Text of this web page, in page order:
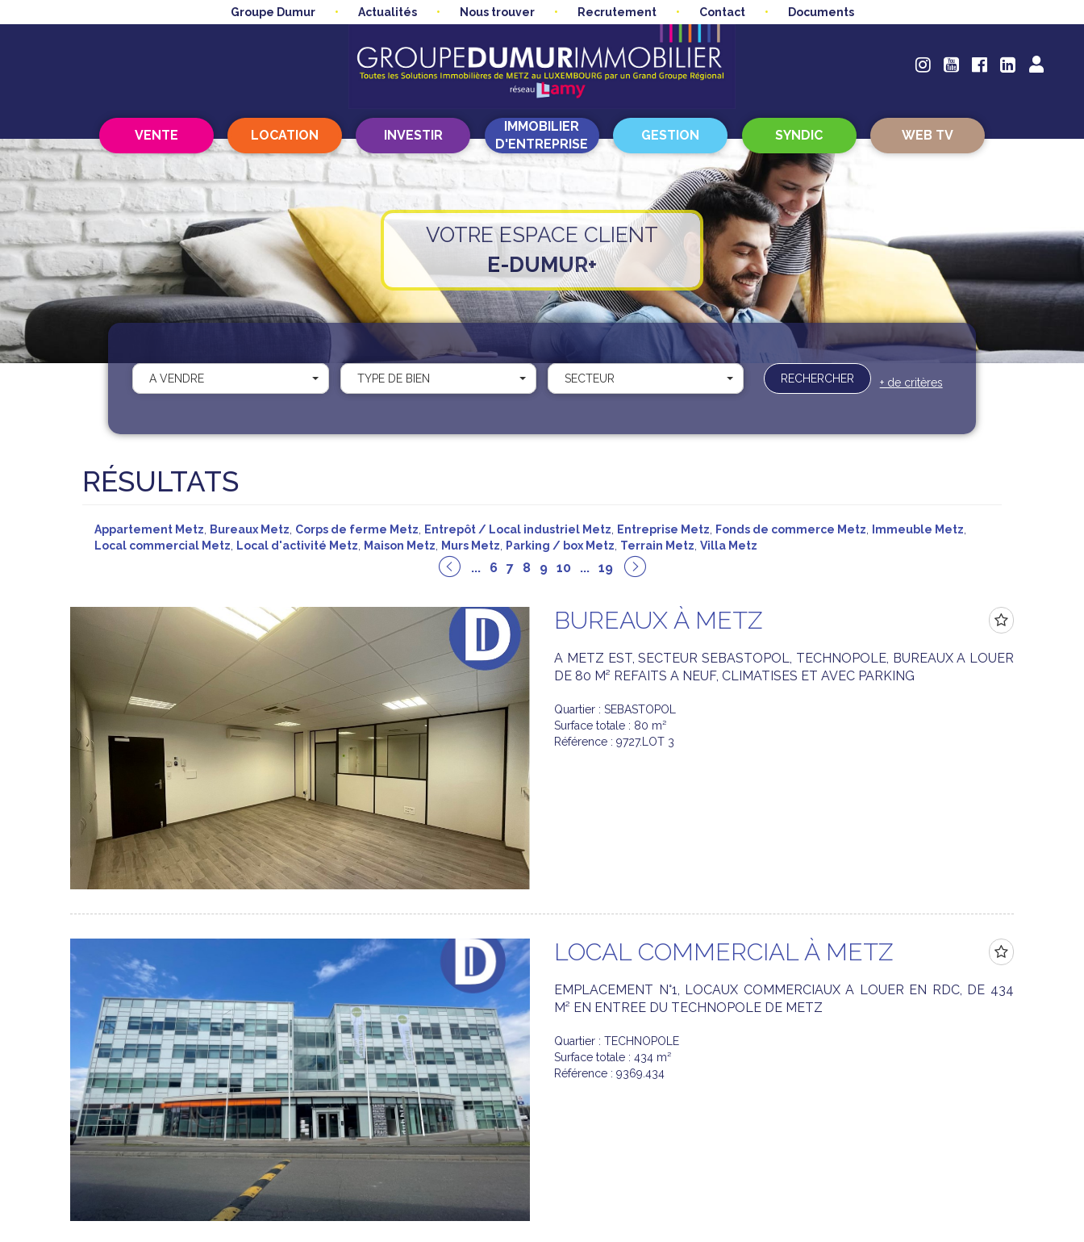
Groupe Dumur Actualités Nous trouver Recrutement Contact Documents
VENTE LOCATION INVESTIR
IMMOBILIER
D'ENTREPRISE
GESTION SYNDIC WEB TV
VOTRE ESPACE CLIENT
E-DUMUR+
A VENDRE TYPE DE BIEN SECTEUR RECHERCHER + de critères
RÉSULTATS
Appartement Metz Bureaux Metz Corps de ferme Metz Entrepôt / Local industriel Metz Entreprise Metz Fonds de commerce Metz Immeuble Metz
Local commercial Metz
Local d'activité Metz Maison Metz Murs Metz Parking / box Metz Terrain Metz Villa Metz
... 6 7 8 9 10 ... 19
BUREAUX À METZ
A METZ EST, SECTEUR SEBASTOPOL, TECHNOPOLE, BUREAUX A LOUER
DE 80 M² REFAITS A NEUF, CLIMATISES ET AVEC PARKING
Quartier : SEBASTOPOL
Surface totale : 80 m²
Référence : 9727.LOT 3
LOCAL COMMERCIAL À METZ
EMPLACEMENT N°1, LOCAUX COMMERCIAUX A LOUER EN RDC, DE 434
M² EN ENTREE DU TECHNOPOLE DE METZ
Quartier : TECHNOPOLE
Surface totale : 434 m²
Référence : 9369.434